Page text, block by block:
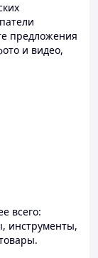
предложения
и видео,
всего:
инструменты,